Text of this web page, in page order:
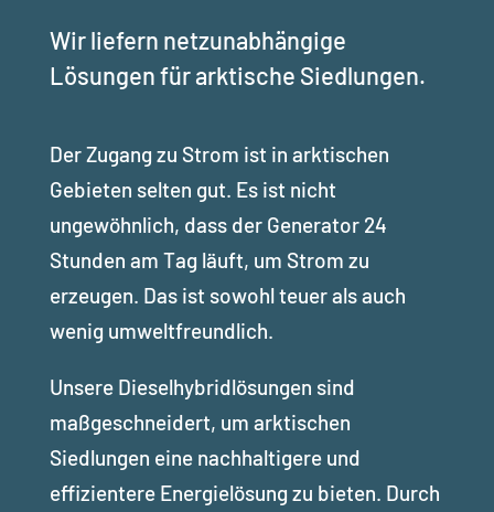
Wir liefern netzunabhängige
Lösungen für arktische Siedlungen.
Der Zugang zu Strom ist in arktischen
Gebieten selten gut. Es ist nicht
ungewöhnlich, dass der Generator 24
Stunden am Tag läuft, um Strom zu
erzeugen. Das ist sowohl teuer als auch
wenig umweltfreundlich.
Unsere Dieselhybridlösungen sind
maßgeschneidert, um arktischen
Siedlungen eine nachhaltigere und
effizientere Energielösung zu bieten. Durch